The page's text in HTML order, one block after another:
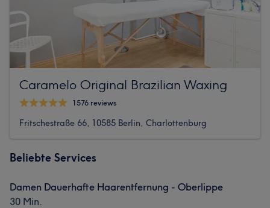
Caramelo Original Brazilian Waxing
1576 reviews
Fritschestraße 66, 10585 Berlin, Charlottenburg
Beliebte Services
Damen Dauerhafte Haarentfernung - Oberlippe
30 Min.